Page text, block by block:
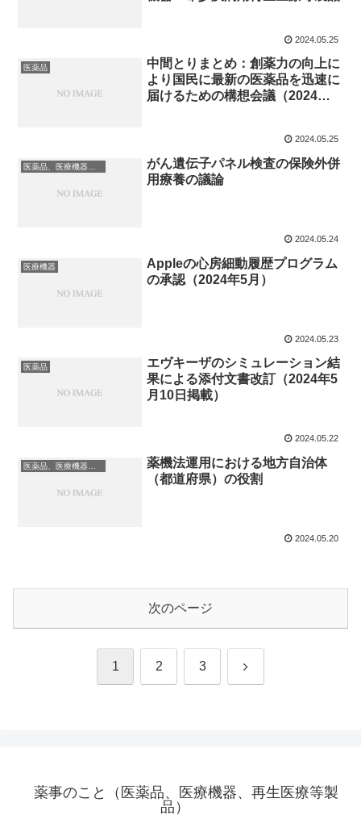
2024.05.25
医薬品
中間とりまとめ：創薬力の向上に
より国民に最新の医薬品を迅速に
届けるための構想会議（2024年5
2024.05.25
医薬品、医療機器、再生医療等製品
がん遺伝子パネル検査の保険外併
用療養の議論
2024.05.24
医療機器
Appleの心房細動履歴プログラム
の承認（2024年5月）
2024.05.23
医薬品
エヴキーザのシミュレーション結
果による添付文書改訂（2024年5
月10日掲載）
2024.05.22
医薬品、医療機器、再生医療等製品
薬機法運用における地方自治体
（都道府県）の役割
2024.05.20
次のページ
1 2 3 次
薬事のこと（医薬品、医療機器、再生医療等製
品）